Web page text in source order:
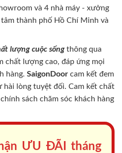
và 4 nhà máy - xưởng
thành phố Hồ Chí Minh và
lượng cuộc sốngthông qua
chất lượng cao, đáp ứng mọi
hàng. SaigonDoor cam kết đem
hài lòng tuyệt đối. Cam kết chất
sách chăm sóc khách hàng
ƯU ĐÃI tháng